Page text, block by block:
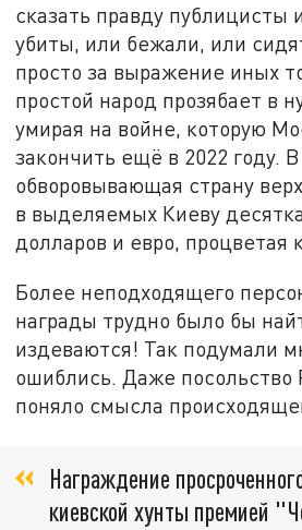
сказать правду публицисты
убиты, или бежали, или
просто за выражение иных
простой народ прозябает в
умирая на войне, которую
закончить ещё в 2022 году.
обворовывающая страну
в выделяемых Киеву
долларов и евро, процветая
Более неподходящего
награды трудно было бы
издеваются! Так подумали
ошиблись. Даже посольство
поняло смысла
Награждение
киевской хунты премией